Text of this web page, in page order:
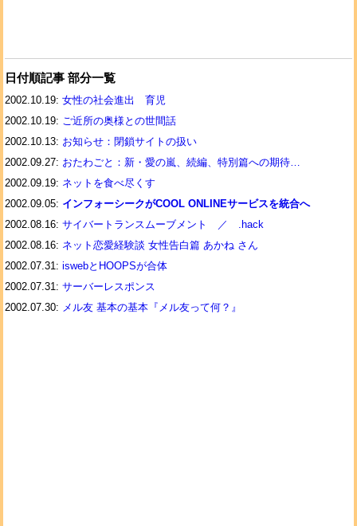
日付順記事 部分一覧
2002.10.19: 女性の社会進出 育児
2002.10.19: ご近所の奥様との世間話
2002.10.13: お知らせ：閉鎖サイトの扱い
2002.09.27: おたわごと：新・愛の嵐、続編、特別篇への期待…
2002.09.19: ネットを食べ尽くす
2002.09.05: インフォーシークがCOOL ONLINEサービスを統合へ
2002.08.16: サイバートランスムーブメント ／ .hack
2002.08.16: ネット恋愛経験談 女性告白篇 あかね さん
2002.07.31: iswebとHOOPSが合体
2002.07.31: サーバーレスポンス
2002.07.30: メル友 基本の基本『メル友って何？』